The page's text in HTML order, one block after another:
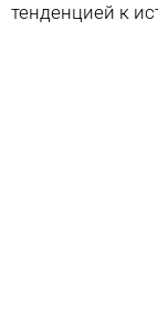
тенденцией к